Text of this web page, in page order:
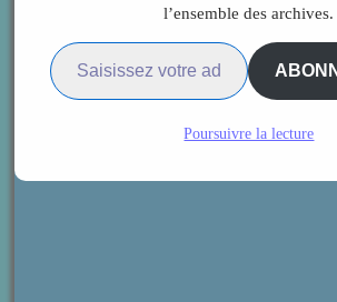
l’ensemble des archives.
Saisissez votre adresse e-mail…
Poursuivre la lecture